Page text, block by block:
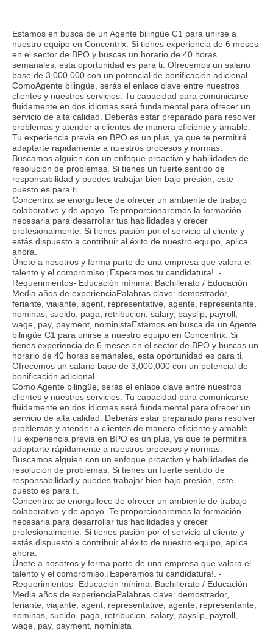
Estamos en busca de un Agente bilingüe C1 para unirse a
nuestro equipo en Concentrix. Si tienes experiencia de 6 meses
en el sector de BPO y buscas un horario de 40 horas
semanales, esta oportunidad es para ti. Ofrecemos un salario
base de 3,000,000 con un potencial de bonificación adicional.
ComoAgente bilingüe, serás el enlace clave entre nuestros
clientes y nuestros servicios. Tu capacidad para comunicarse
fluidamente en dos idiomas será fundamental para ofrecer un
servicio de alta calidad. Deberás estar preparado para resolver
problemas y atender a clientes de manera eficiente y amable.
Tu experiencia previa en BPO es un plus, ya que te permitirá
adaptarte rápidamente a nuestros procesos y normas.
Buscamos alguien con un enfoque proactivo y habilidades de
resolución de problemas. Si tienes un fuerte sentido de
responsabilidad y puedes trabajar bien bajo presión, este
puesto es para ti.
Concentrix se enorgullece de ofrecer un ambiente de trabajo
colaborativo y de apoyo. Te proporcionaremos la formación
necesaria para desarrollar tus habilidades y crecer
profesionalmente. Si tienes pasión por el servicio al cliente y
estás dispuesto a contribuir al éxito de nuestro equipo, aplica
ahora.
Únete a nosotros y forma parte de una empresa que valora el
talento y el compromiso.¡Esperamos tu candidatura!. -
Requerimientos- Educación mínima: Bachillerato / Educación
Media años de experienciaPalabras clave: demostrador,
feriante, viajante, agent, representative, agente, representante,
nominas, sueldo, paga, retribucion, salary, payslip, payroll,
wage, pay, payment, noministaEstamos en busca de un Agente
bilingüe C1 para unirse a nuestro equipo en Concentrix. Si
tienes experiencia de 6 meses en el sector de BPO y buscas un
horario de 40 horas semanales, esta oportunidad es para ti.
Ofrecemos un salario base de 3,000,000 con un potencial de
bonificación adicional.
Como Agente bilingüe, serás el enlace clave entre nuestros
clientes y nuestros servicios. Tu capacidad para comunicarse
fluidamente en dos idiomas será fundamental para ofrecer un
servicio de alta calidad. Deberás estar preparado para resolver
problemas y atender a clientes de manera eficiente y amable.
Tu experiencia previa en BPO es un plus, ya que te permitirá
adaptarte rápidamente a nuestros procesos y normas.
Buscamos alguien con un enfoque proactivo y habilidades de
resolución de problemas. Si tienes un fuerte sentido de
responsabilidad y puedes trabajar bien bajo presión, este
puesto es para ti.
Concentrix se enorgullece de ofrecer un ambiente de trabajo
colaborativo y de apoyo. Te proporcionaremos la formación
necesaria para desarrollar tus habilidades y crecer
profesionalmente. Si tienes pasión por el servicio al cliente y
estás dispuesto a contribuir al éxito de nuestro equipo, aplica
ahora.
Únete a nosotros y forma parte de una empresa que valora el
talento y el compromiso.¡Esperamos tu candidatura!. -
Requerimientos- Educación mínima: Bachillerato / Educación
Media años de experienciaPalabras clave: demostrador,
feriante, viajante, agent, representative, agente, representante,
nominas, sueldo, paga, retribucion, salary, payslip, payroll,
wage, pay, payment, nominista